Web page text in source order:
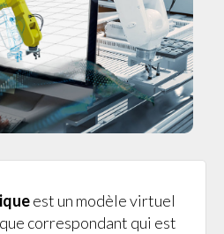
est un modèle virtuel
correspondant qui est